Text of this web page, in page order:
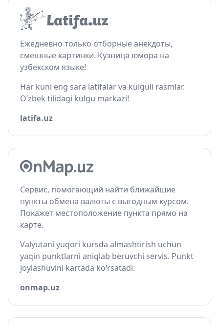
Ежедневно только отборные анекдоты,
смешные картинки. Кузница юмора на
узбекском языке!
Har kuni eng sara latifalar va kulguli rasmlar.
O‘zbek tilidagi kulgu markazi!
latifa.uz
Сервис, помогающий найти ближайшие
пункты обмена валюты с выгодным курсом.
Покажет местоположение пункта прямо на
карте.
Valyutani yuqori kursda almashtirish uchun
yaqin punktlarni aniqlab beruvchi servis. Punkt
joylashuvini kartada ko‘rsatadi.
onmap.uz